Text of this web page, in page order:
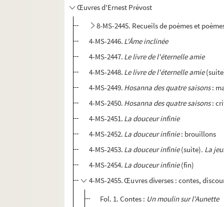
Œuvres d'Ernest Prévost
8-MS-2445. Recueils de poèmes et
4-MS-2446. L'Âme inclinée
4-MS-2447. Le livre de l'éternelle amie
4-MS-2448. Le livre de l'éternelle amie
4-MS-2449. Hosanna des quatre saisons:
4-MS-2450. Hosanna des quatre saisons:
4-MS-2451. La douceur infinie
4-MS-2452. La douceur infinie: brouillons
4-MS-2453. La douceur infinie(suite). La
4-MS-2454. La douceur infinie(fin)
4-MS-2455. Œuvres diverses : contes,
Fol. 1. Contes : Un moulin sur l'Aunette